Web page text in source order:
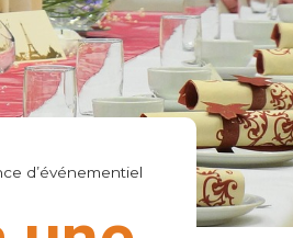
d’événementiel